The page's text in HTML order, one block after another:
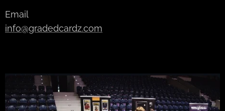
Email
info@gradedcardz.com